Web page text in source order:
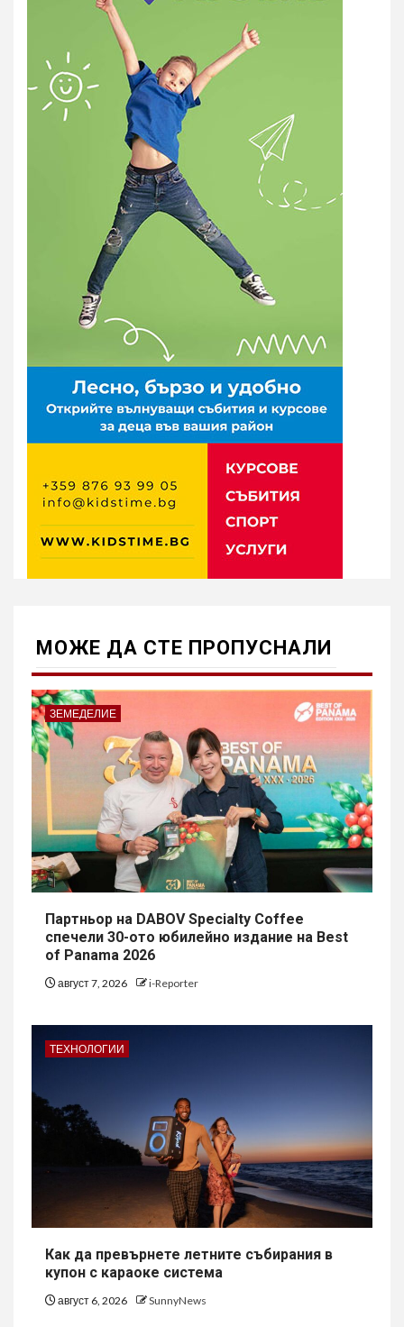
МОЖE ДА СТЕ ПРОПУСНАЛИ
ЗЕМЕДЕЛИЕ
Партньор на DABOV Specialty Coffee
спечели 30-ото юбилейно издание на Best
of Panama 2026
август 7, 2026 i-Reporter
ТЕХНОЛОГИИ
Как да превърнете летните събирания в
купон с караоке система
август 6, 2026 SunnyNews